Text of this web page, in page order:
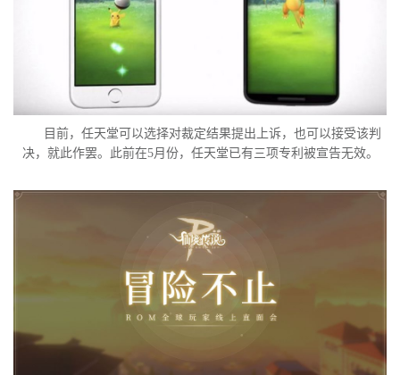
目前，任天堂可以选择对裁定结果提出上诉，也可以接受该判
决，就此作罢。此前在5月份，任天堂已有三项专利被宣告无效。